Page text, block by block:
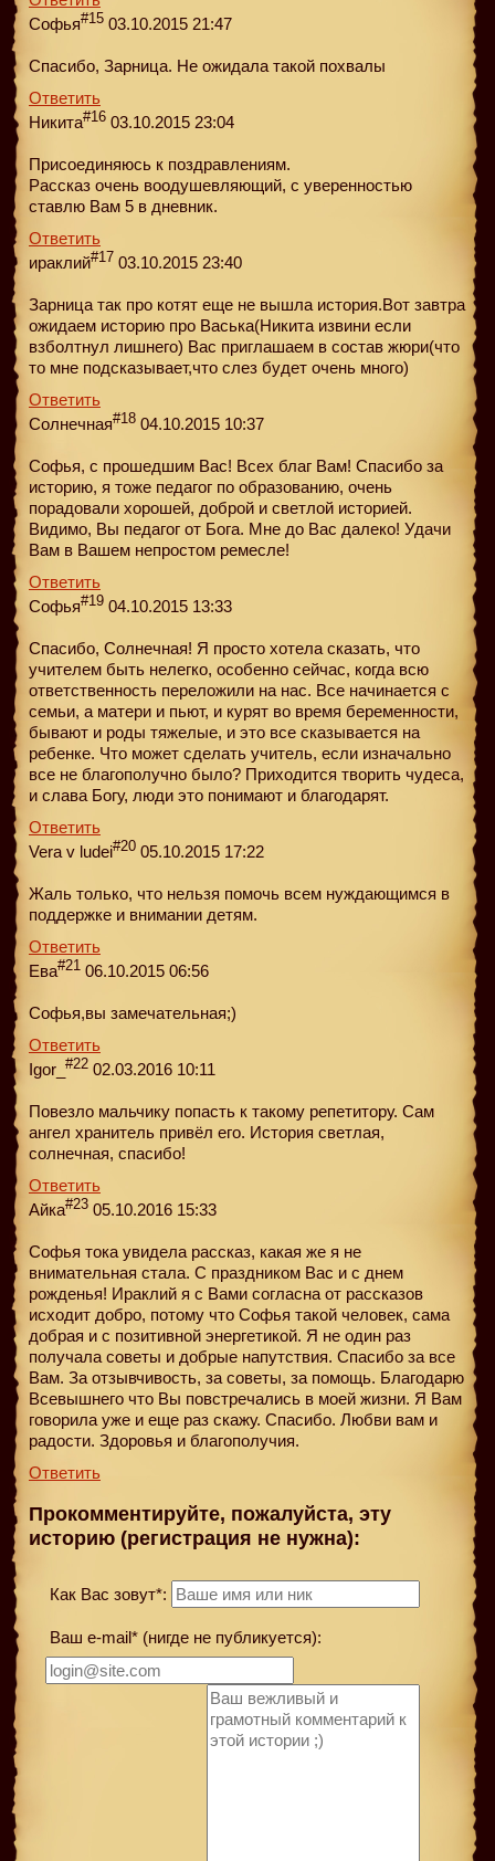
Софья#15 03.10.2015 21:47
Спасибо, Зарница. Не ожидала такой похвалы
Ответить
Никита#16 03.10.2015 23:04
Присоединяюсь к поздравлениям.
Рассказ очень воодушевляющий, с уверенностью
ставлю Вам 5 в дневник.
Ответить
ираклий#17 03.10.2015 23:40
Зарница так про котят еще не вышла история.Вот завтра
ожидаем историю про Васька(Никита извини если
взболтнул лишнего) Вас приглашаем в состав жюри(что
то мне подсказывает,что слез будет очень много)
Ответить
Солнечная#18 04.10.2015 10:37
Софья, с прошедшим Вас! Всех благ Вам! Спасибо за
историю, я тоже педагог по образованию, очень
порадовали хорошей, доброй и светлой историей.
Видимо, Вы педагог от Бога. Мне до Вас далеко! Удачи
Вам в Вашем непростом ремесле!
Ответить
Софья#19 04.10.2015 13:33
Спасибо, Солнечная! Я просто хотела сказать, что
учителем быть нелегко, особенно сейчас, когда всю
ответственность переложили на нас. Все начинается с
семьи, а матери и пьют, и курят во время беременности,
бывают и роды тяжелые, и это все сказывается на
ребенке. Что может сделать учитель, если изначально
все не благополучно было? Приходится творить чудеса,
и слава Богу, люди это понимают и благодарят.
Ответить
Vera v ludei#20 05.10.2015 17:22
Жаль только, что нельзя помочь всем нуждающимся в
поддержке и внимании детям.
Ответить
Ева#21 06.10.2015 06:56
Софья,вы замечательная;)
Ответить
Igor_ #22 02.03.2016 10:11
Повезло мальчику попасть к такому репетитору. Сам
ангел хранитель привёл его. История светлая,
солнечная, спасибо!
Ответить
Айка#23 05.10.2016 15:33
Софья тока увидела рассказ, какая же я не
внимательная стала. С праздником Вас и с днем
рожденья! Ираклий я с Вами согласна от рассказов
исходит добро, потому что Софья такой человек, сама
добрая и с позитивной энергетикой. Я не один раз
получала советы и добрые напутствия. Спасибо за все
Вам. За отзывчивость, за советы, за помощь. Благодарю
Всевышнего что Вы повстречались в моей жизни. Я Вам
говорила уже и еще раз скажу. Спасибо. Любви вам и
радости. Здоровья и благополучия.
Ответить
Прокомментируйте, пожалуйста, эту
историю (регистрация не нужна):
Как Вас зовут*:
Ваш e-mail* (нигде не публикуется):